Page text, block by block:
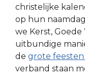
christelijke
op hun
we Kerst,
uitbundige
de grote feesten
verband staan